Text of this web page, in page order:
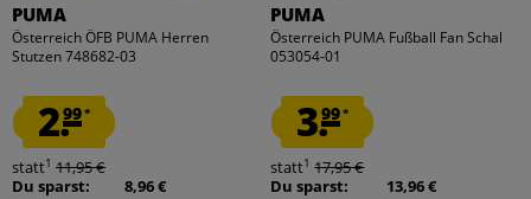
PUMA
Österreich ÖFB PUMA Herren
Stutzen 748682-03
2.99*
statt1 11,95 €
Du sparst:
8,96 €
PUMA
Österreich PUMA Fußball Fan Schal
053054-01
3.99*
statt1 17,95 €
Du sparst:
13,96 €